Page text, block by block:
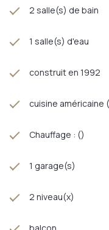
2 salle(s) de bain
1 salle(s) d'eau
construit en 1992
cuisine américaine
Chauffage : ()
1 garage(s)
2 niveau(x)
balcon